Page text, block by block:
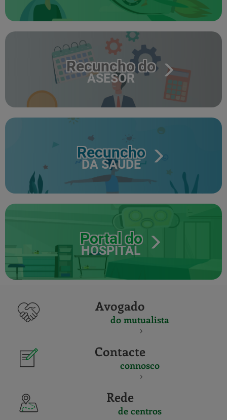
Recuncho do
ASESOR
Recuncho
DA SAÚDE
Portal do
HOSPITAL
Avogado
do mutualista
Contacte
connosco
Rede
de centros